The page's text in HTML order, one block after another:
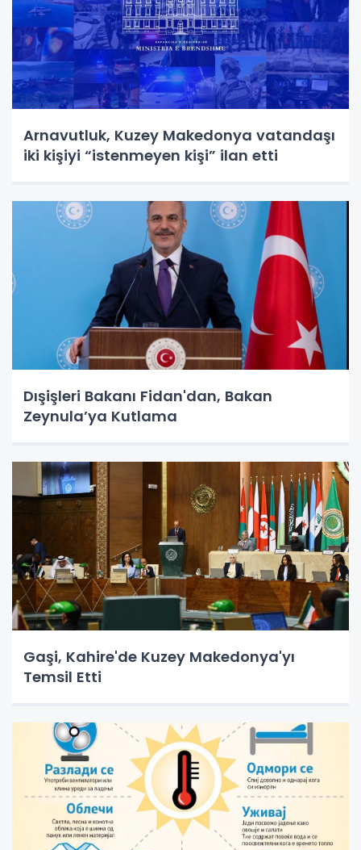
Arnavutluk, Kuzey Makedonya vatandaşı
iki kişiyi “istenmeyen kişi” ilan etti
Dışişleri Bakanı Fidan'dan, Bakan
Zeynula’ya Kutlama
Gaşi, Kahire'de Kuzey Makedonya'yı
Temsil Etti